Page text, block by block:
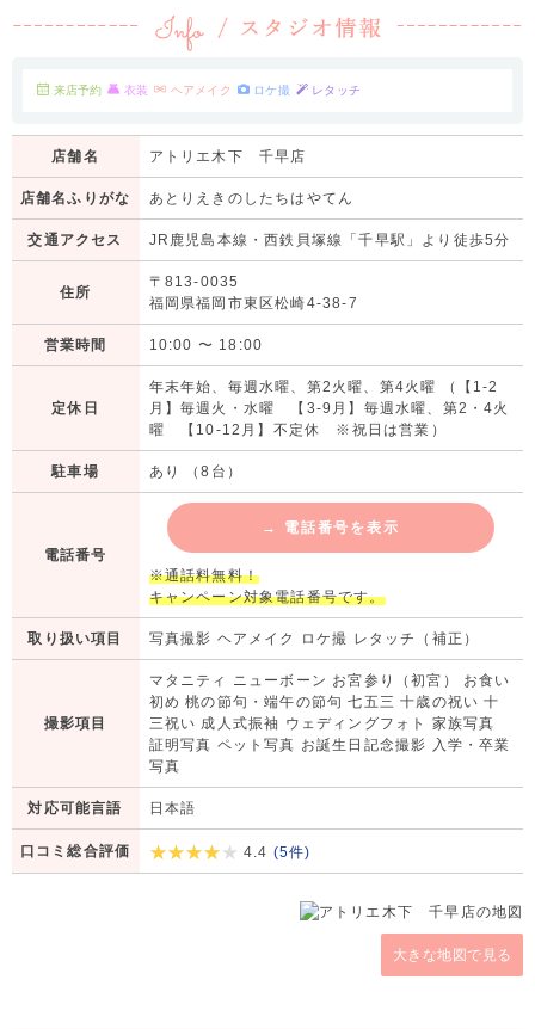
来店予約 衣装 ヘアメイク ロケ撮 レタッチ
店舗名 アトリエ木下 千早店
店舗名ふりがな あとりえきのしたちはやてん
交通アクセス JR鹿児島本線・西鉄貝塚線「千早駅」より徒歩5分
住所
〒813-0035
福岡県福岡市東区松崎4-38-7
営業時間 10:00 〜 18:00
定休日
年末年始、毎週水曜、第2火曜、第4火曜 （【1-2
月】毎週火・水曜 【3-9月】毎週水曜、第2・4火
曜 【10-12月】不定休 ※祝日は営業）
駐車場 あり （8台）
電話番号
→ 電話番号を表示
※通話料無料！
キャンペーン対象電話番号です。
取り扱い項目 写真撮影 ヘアメイク ロケ撮 レタッチ（補正）
撮影項目
マタニティ ニューボーン お宮参り（初宮） お食い
初め 桃の節句・端午の節句 七五三 十歳の祝い 十
三祝い 成人式振袖 ウェディングフォト 家族写真
証明写真 ペット写真 お誕生日記念撮影 入学・卒業
写真
対応可能言語 日本語
口コミ総合評価 4.4 (5件)
大きな地図で見る